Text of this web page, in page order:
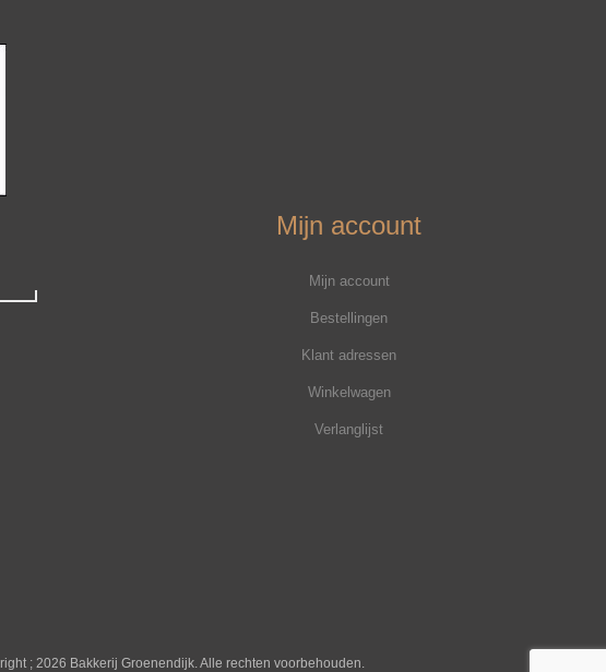
Mijn account
Mijn account
Bestellingen
Klant adressen
Winkelwagen
Verlanglijst
; 2026 Bakkerij Groenendijk. Alle rechten voorbehouden.